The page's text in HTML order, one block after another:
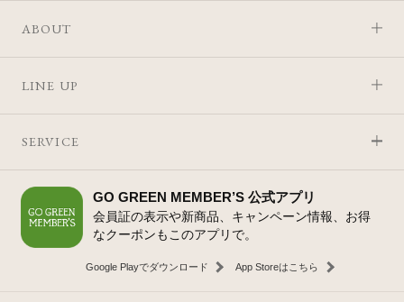
ABOUT
LINE UP
SERVICE
GO GREEN MEMBER’S 公式アプリ
会員証の表示や新商品、キャンペーン情報、お得
なクーポンもこのアプリで。
Google Playでダウンロード App Storeはこちら